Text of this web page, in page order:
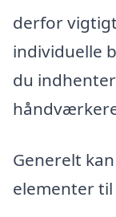
derfor
individuelle
du
Generelt
elementer